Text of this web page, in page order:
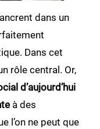
dans un
Dans cet
rôle central. Or,
d’aujourd’hui
à des
l’on ne peut que